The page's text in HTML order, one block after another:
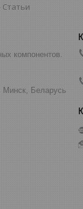
Статьи
компонентов.
Минск, Беларусь